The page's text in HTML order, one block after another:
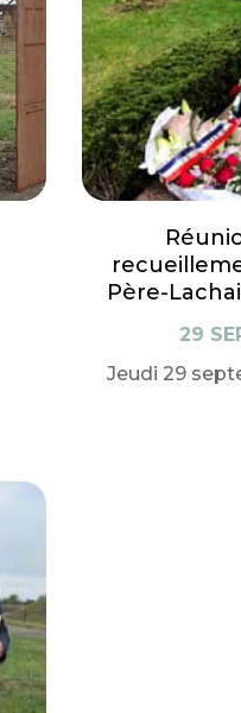
Père-
29
Jeudi 29